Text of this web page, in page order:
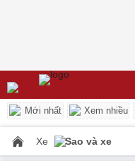
Mới nhất Xem nhiều
Xe Sao và xe